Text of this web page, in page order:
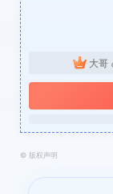
大哥
© 版权声明